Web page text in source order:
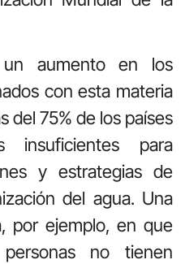
aumento en los
con esta materia
del 75% de los países
insuficientes para
y estrategias de
del agua. Una
por ejemplo, en que
no tienen